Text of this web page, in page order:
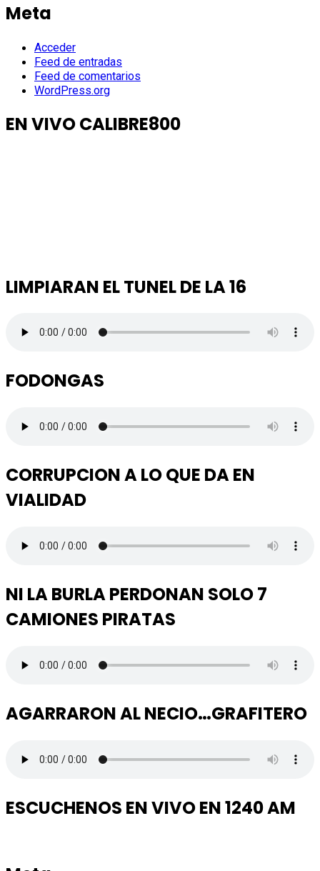
Meta
Acceder
Feed de entradas
Feed de comentarios
WordPress.org
EN VIVO CALIBRE800
LIMPIARAN EL TUNEL DE LA 16
FODONGAS
CORRUPCION A LO QUE DA EN
VIALIDAD
NI LA BURLA PERDONAN SOLO 7
CAMIONES PIRATAS
AGARRARON AL NECIO…GRAFITERO
ESCUCHENOS EN VIVO EN 1240 AM